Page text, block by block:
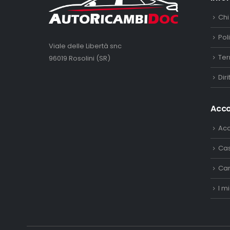
Viale delle Libertà snc
96019 Rosolini (SR)
I